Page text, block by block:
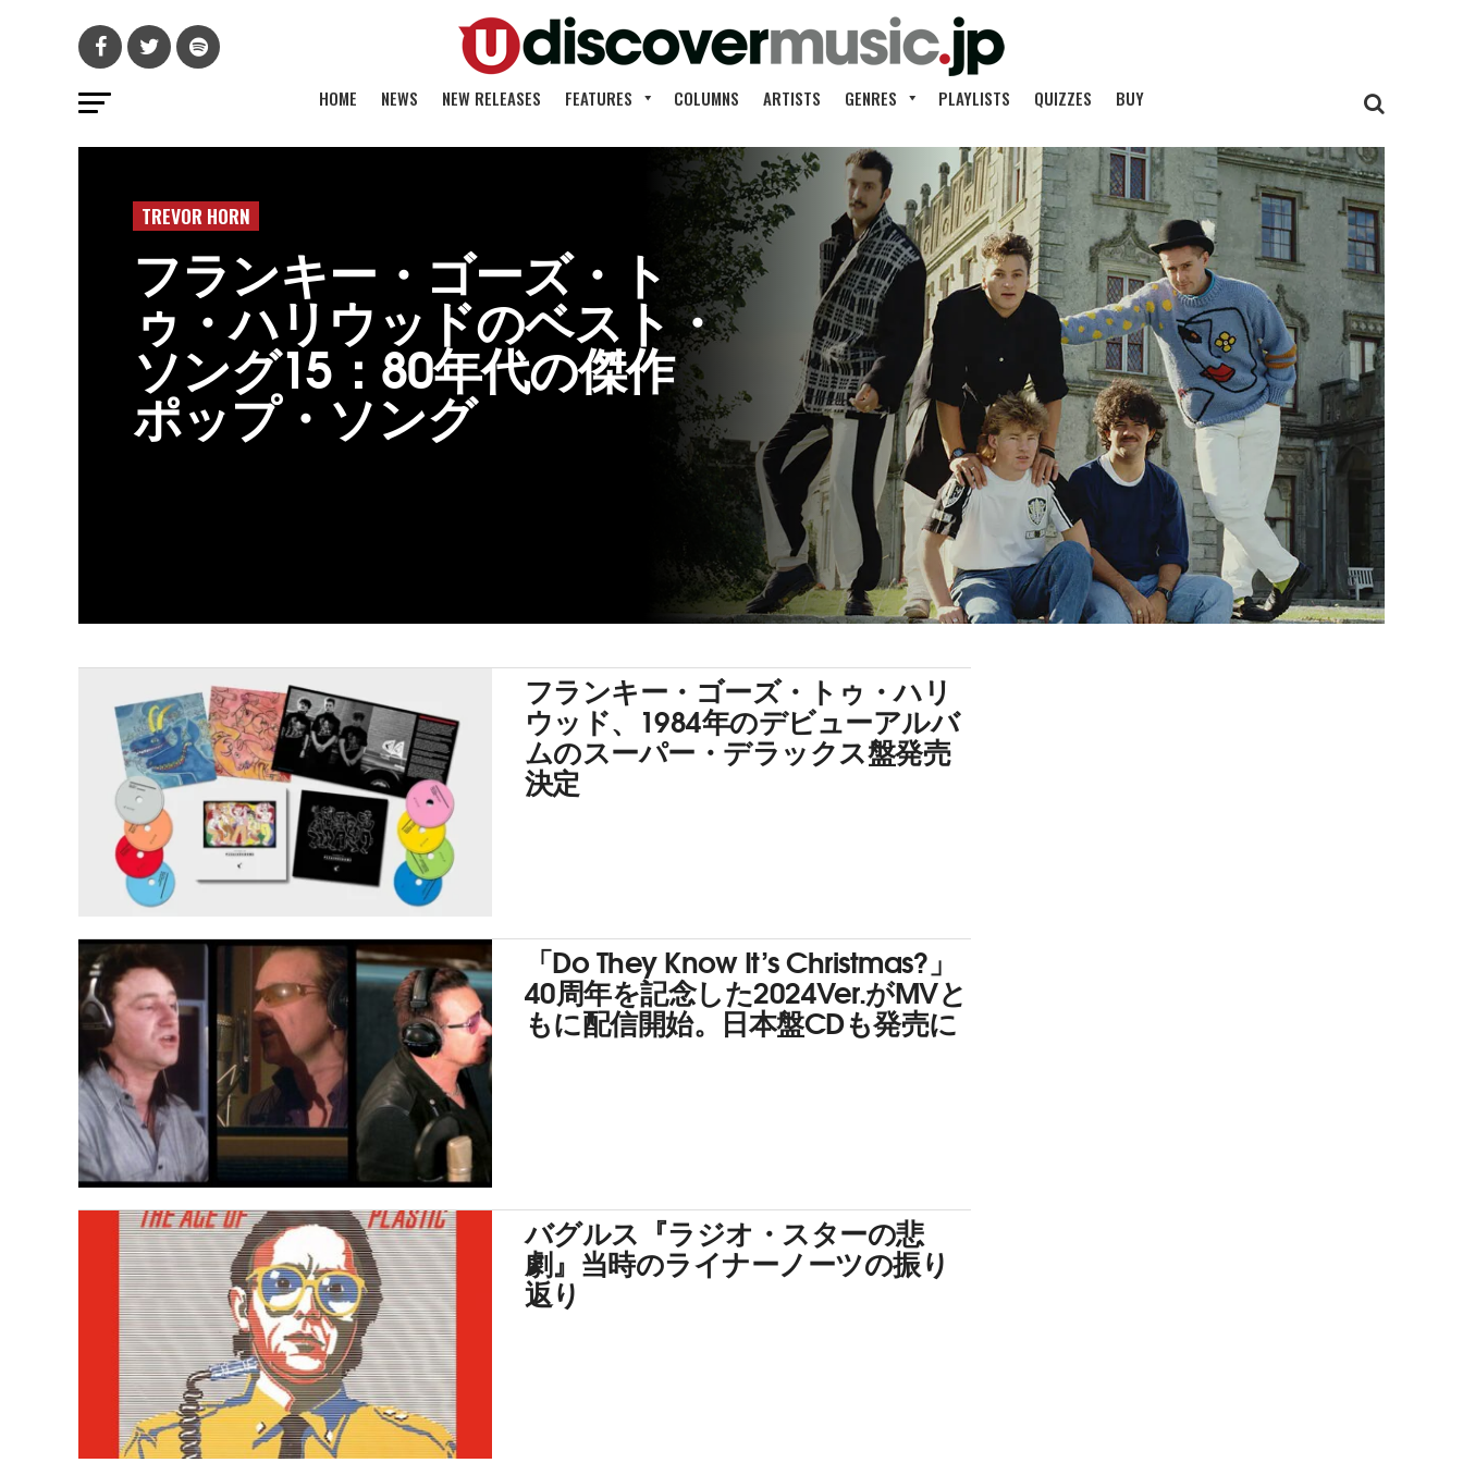
HOME NEWS NEW RELEASES FEATURES COLUMNS ARTISTS GENRES PLAYLISTS QUIZZES BUY
TREVOR HORN
フランキー・ゴーズ・ト
ゥ・ハリウッドのベスト・
ソング15：80年代の傑作
ポップ・ソング
フランキー・ゴーズ・トゥ・ハリ
ウッド、1984年のデビューアルバ
ムのスーパー・デラックス盤発売
決定
「Do They Know It’s Christmas?」
40周年を記念した2024Ver.がMVと
もに配信開始。日本盤CDも発売に
バグルス『ラジオ・スターの悲
劇』当時のライナーノーツの振り
返り